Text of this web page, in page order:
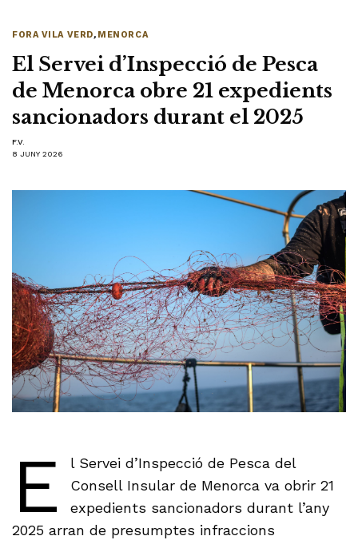
FORA VILA VERD, MENORCA
El Servei d’Inspecció de Pesca
de Menorca obre 21 expedients
sancionadors durant el 2025
F.V.
8 JUNY 2026
E
l Servei d’Inspecció de Pesca del
Consell Insular de Menorca va obrir 21
expedients sancionadors durant l’any
2025 arran de presumptes infraccions